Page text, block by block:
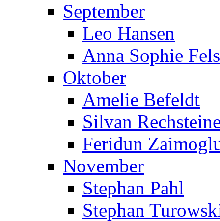
September
Leo Hansen
Anna Sophie
Oktober
Amelie Befeldt
Silvan
Feridun
November
Stephan Pahl
Stephan